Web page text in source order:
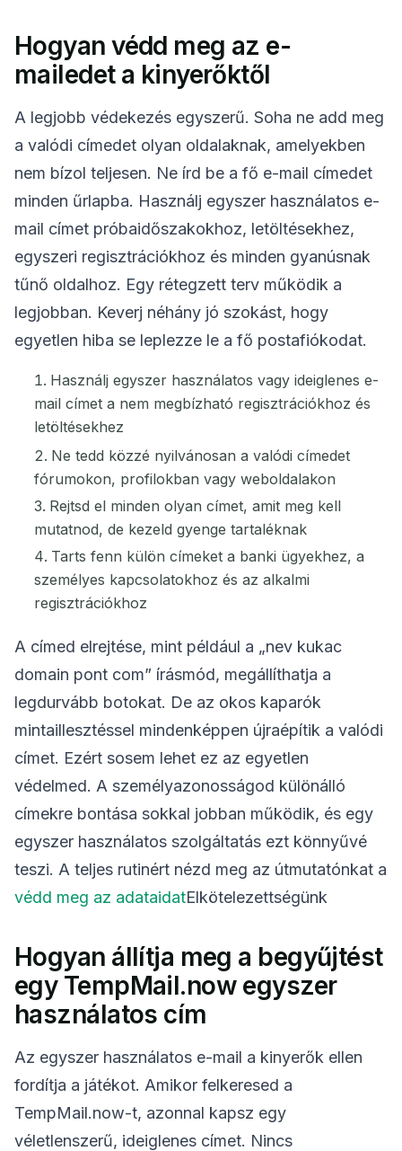
Hogyan védd meg az e-
mailedet a kinyerőktől
A legjobb védekezés egyszerű. Soha ne add meg
a valódi címedet olyan oldalaknak, amelyekben
nem bízol teljesen. Ne írd be a fő e-mail címedet
minden űrlapba. Használj egyszer használatos e-
mail címet próbaidőszakokhoz, letöltésekhez,
egyszeri regisztrációkhoz és minden gyanúsnak
tűnő oldalhoz. Egy rétegzett terv működik a
legjobban. Keverj néhány jó szokást, hogy
egyetlen hiba se leplezze le a fő postafiókodat.
Használj egyszer használatos vagy ideiglenes e-
mail címet a nem megbízható regisztrációkhoz és
letöltésekhez
Ne tedd közzé nyilvánosan a valódi címedet
fórumokon, profilokban vagy weboldalakon
Rejtsd el minden olyan címet, amit meg kell
mutatnod, de kezeld gyenge tartaléknak
Tarts fenn külön címeket a banki ügyekhez, a
személyes kapcsolatokhoz és az alkalmi
regisztrációkhoz
A címed elrejtése, mint például a „nev kukac
domain pont com” írásmód, megállíthatja a
legdurvább botokat. De az okos kaparók
mintaillesztéssel mindenképpen újraépítik a valódi
címet. Ezért sosem lehet ez az egyetlen
védelmed. A személyazonosságod különálló
címekre bontása sokkal jobban működik, és egy
egyszer használatos szolgáltatás ezt könnyűvé
teszi. A teljes rutinért nézd meg az útmutatónkat a
védd meg az adataidatElkötelezettségünk
Hogyan állítja meg a begyűjtést
egy TempMail.now egyszer
használatos cím
Az egyszer használatos e-mail a kinyerők ellen
fordítja a játékot. Amikor felkeresed a
TempMail.now-t, azonnal kapsz egy
véletlenszerű, ideiglenes címet. Nincs